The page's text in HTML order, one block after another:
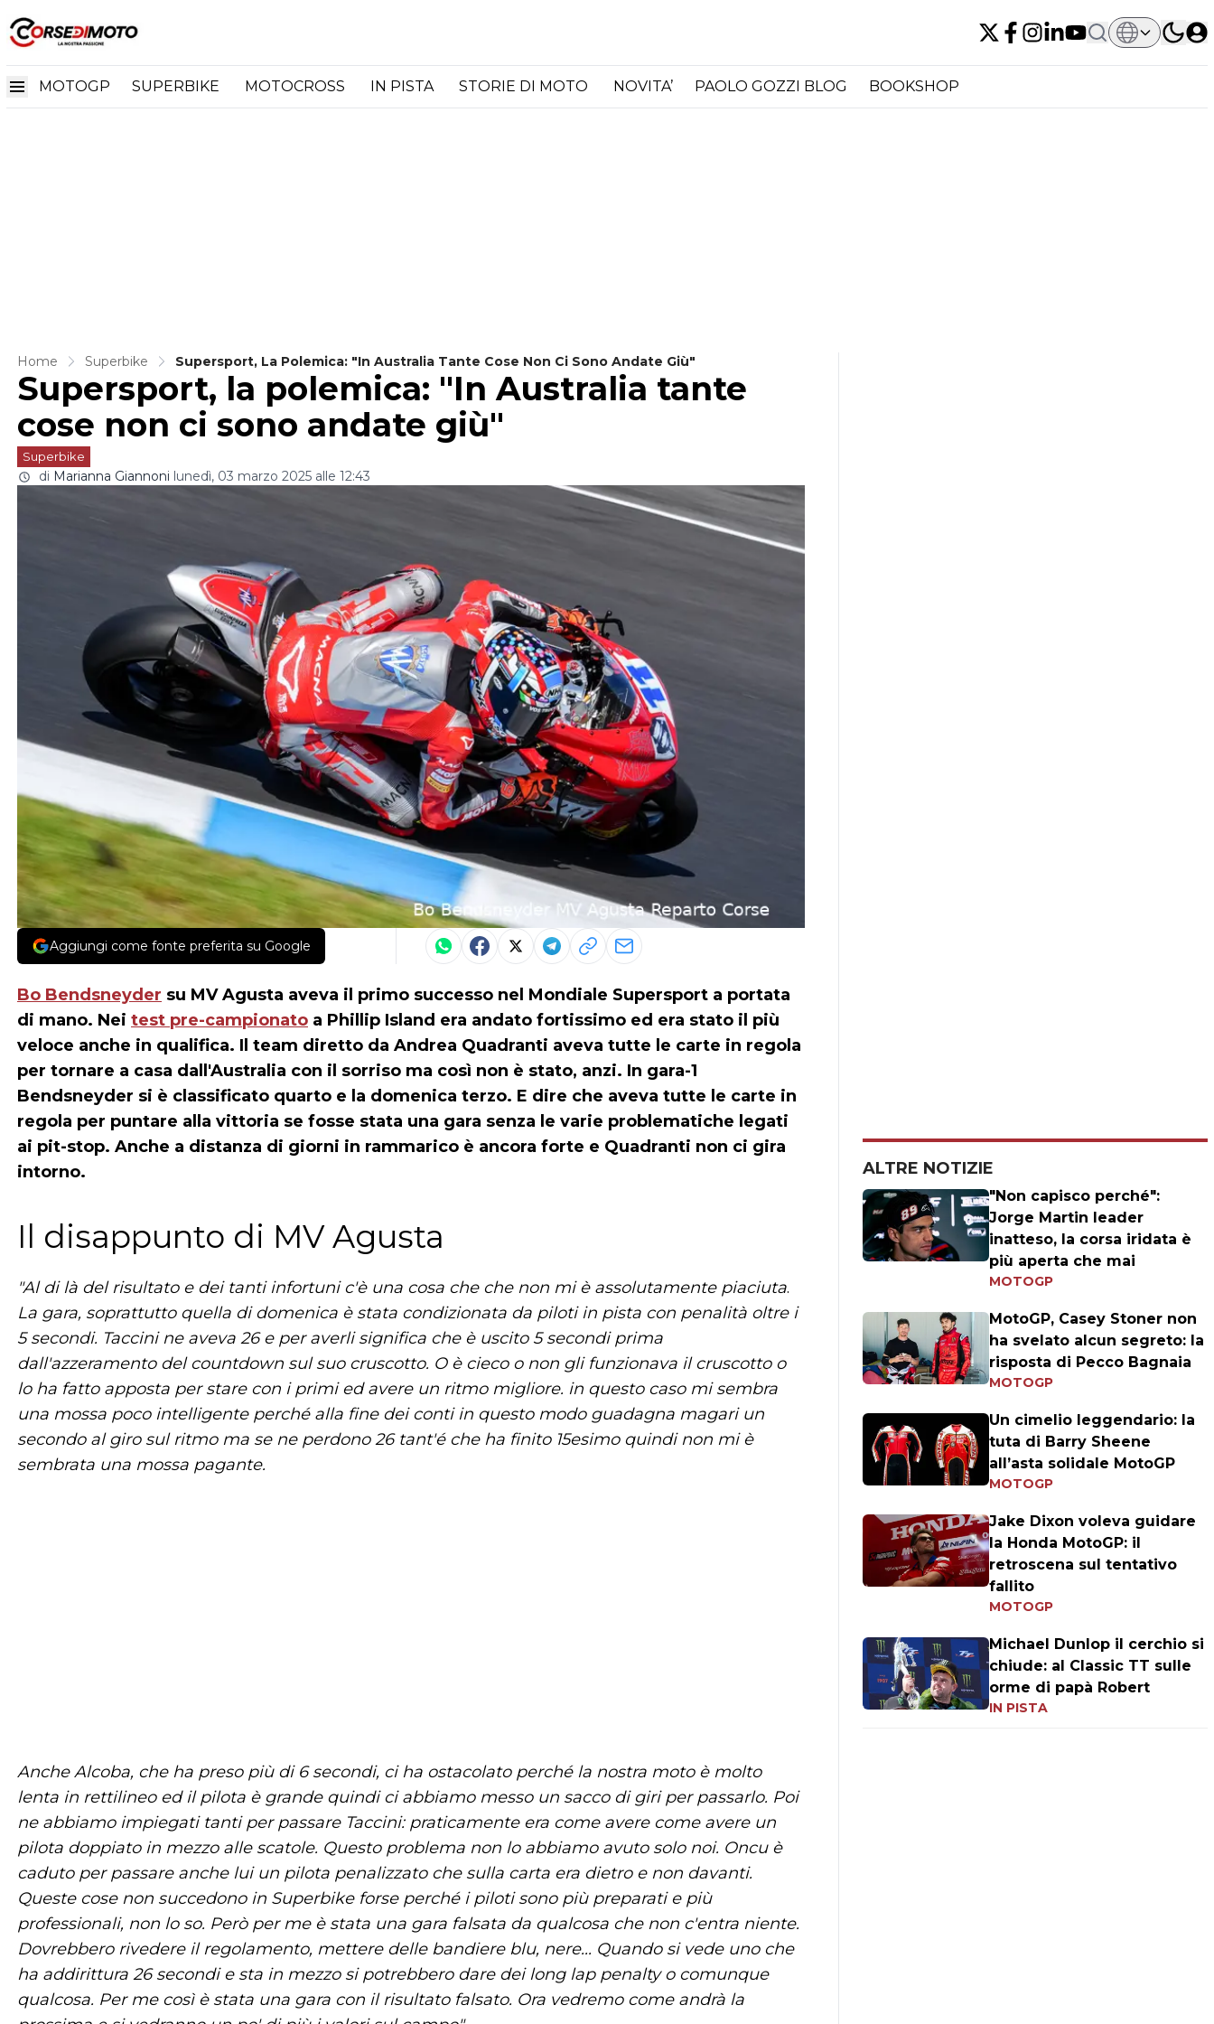
MOTOGP SUPERBIKE MOTOCROSS IN PISTA STORIE DI MOTO NOVITA’ PAOLO GOZZI BLOG BOOKSHOP
Home Superbike Supersport, La Polemica: "In Australia Tante Cose Non Ci Sono Andate Giù"
Supersport, la polemica: "In Australia tante
cose non ci sono andate giù"
Superbike
di Marianna Giannoni lunedì, 03 marzo 2025 alle 12:43
Aggiungi come fonte preferita su Google
Bo Bendsneyder su MV Agusta aveva il primo successo nel Mondiale Supersport a portata
di mano. Nei test pre-campionato a Phillip Island era andato fortissimo ed era stato il più
veloce anche in qualifica. Il team diretto da Andrea Quadranti aveva tutte le carte in regola
per tornare a casa dall'Australia con il sorriso ma così non è stato, anzi. In gara-1
Bendsneyder si è classificato quarto e la domenica terzo. E dire che aveva tutte le carte in
regola per puntare alla vittoria se fosse stata una gara senza le varie problematiche legati
ai pit-stop. Anche a distanza di giorni in rammarico è ancora forte e Quadranti non ci gira
intorno.
Il disappunto di MV Agusta
"Al di là del risultato e dei tanti infortuni c'è una cosa che che non mi è assolutamente piaciuta.
La gara, soprattutto quella di domenica è stata condizionata da piloti in pista con penalità oltre i
5 secondi. Taccini ne aveva 26 e per averli significa che è uscito 5 secondi prima
dall'azzeramento del countdown sul suo cruscotto. O è cieco o non gli funzionava il cruscotto o
lo ha fatto apposta per stare con i primi ed avere un ritmo migliore. in questo caso mi sembra
una mossa poco intelligente perché alla fine dei conti in questo modo guadagna magari un
secondo al giro sul ritmo ma se ne perdono 26 tant'é che ha finito 15esimo quindi non mi è
sembrata una mossa pagante.
Anche Alcoba, che ha preso più di 6 secondi, ci ha ostacolato perché la nostra moto è molto
lenta in rettilineo ed il pilota è grande quindi ci abbiamo messo un sacco di giri per passarlo. Poi
ne abbiamo impiegati tanti per passare Taccini: praticamente era come avere come avere un
pilota doppiato in mezzo alle scatole. Questo problema non lo abbiamo avuto solo noi. Oncu è
caduto per passare anche lui un pilota penalizzato che sulla carta era dietro e non davanti.
Queste cose non succedono in Superbike forse perché i piloti sono più preparati e più
professionali, non lo so. Però per me è stata una gara falsata da qualcosa che non c'entra niente.
Dovrebbero rivedere il regolamento, mettere delle bandiere blu, nere... Quando si vede uno che
ha addirittura 26 secondi e sta in mezzo si potrebbero dare dei long lap penalty o comunque
qualcosa. Per me così è stata una gara con il risultato falsato. Ora vedremo come andrà la
ALTRE NOTIZIE
"Non capisco perché":
Jorge Martin leader
inatteso, la corsa iridata è
più aperta che mai
MOTOGP
MotoGP, Casey Stoner non
ha svelato alcun segreto: la
risposta di Pecco Bagnaia
MOTOGP
Un cimelio leggendario: la
tuta di Barry Sheene
all’asta solidale MotoGP
MOTOGP
Jake Dixon voleva guidare
la Honda MotoGP: il
retroscena sul tentativo
fallito
MOTOGP
Michael Dunlop il cerchio si
chiude: al Classic TT sulle
orme di papà Robert
IN PISTA